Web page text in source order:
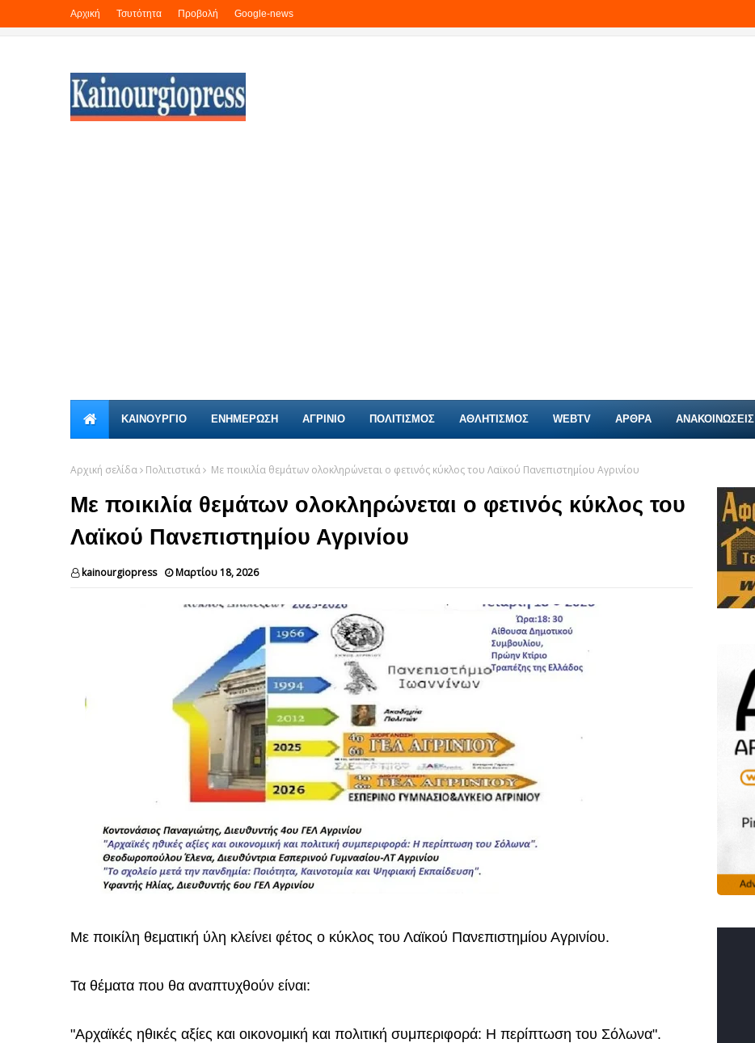
Αρχική Τσυτότητα Προβολή Google-news
ΚΑΙΝΟΎΡΓΙΟ ΕΝΗΜΕΡΩΣΗ ΑΓΡΙΝΙΟ ΠΟΛΙΤΙΣΜΟΣ ΑΘΛΗΤΙΣΜΟΣ WEBTV ΑΡΘΡΑ ΑΝΑΚΟΙΝΩΣΕΙΣ
Αρχική σελίδα Πολιτιστικά Με ποικιλία θεμάτων ολοκληρώνεται ο φετινός κύκλος του Λαϊκού Πανεπιστημίου Αγρινίου
Με ποικιλία θεμάτων ολοκληρώνεται ο φετινός κύκλος του
Λαϊκού Πανεπιστημίου Αγρινίου
kainourgiopress Μαρτίου 18, 2026
Με ποικίλη θεματική ύλη κλείνει φέτος ο κύκλος του Λαϊκού Πανεπιστημίου Αγρινίου.
Τα θέματα που θα αναπτυχθούν είναι:
"Αρχαϊκές ηθικές αξίες και οικονομική και πολιτική συμπεριφορά: Η περίπτωση του Σόλωνα".